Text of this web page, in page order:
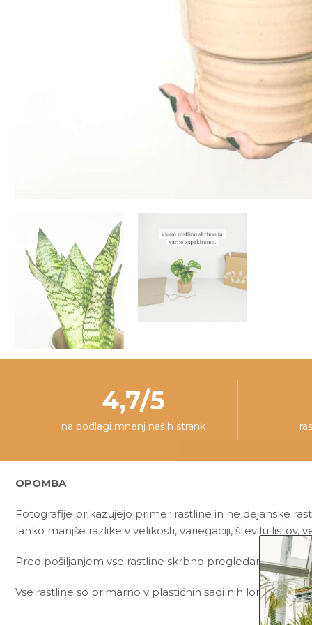
4,7/5
na podlagi mnenj naših strank
OPOMBA
Fotografije prikazujejo primer rastline in ne dejanske
lahko manjše razlike v velikosti, variegaciji, številu listov,
Pred pošiljanjem vse rastline skrbno pregledamo in
Vse rastline so primarno v plastičnih sadilnih lončkih.